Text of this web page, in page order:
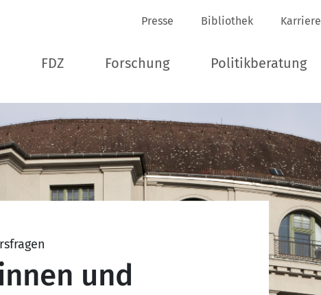
Presse Bibliothek Karriere
FDZ Forschung Politikberatung
und